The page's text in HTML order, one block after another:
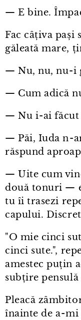
— E bine.
Fac câțiva
găleată mare,
— Nu, nu, nu⁠-⁠i
— Cum adică
— Nu i⁠-⁠ai făcut
— Păi, Iuda n⁠-⁠
răspund
— Uite cum
două tonuri —
tu îi trasezi
capului.
"O mie cinci
cinci sute.",
amestec puțin
subțire pensulă
Pleacă
înainte de a⁠-⁠